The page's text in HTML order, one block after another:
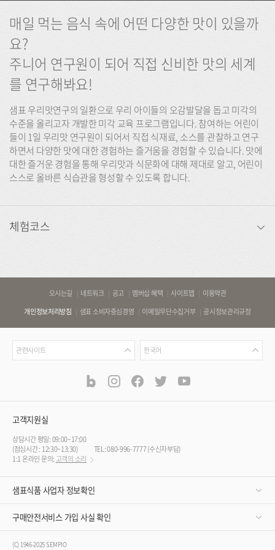
매일 먹는 음식 속에 어떤 다양한 맛이 있을까
요?
주니어 연구원이 되어 직접 신비한 맛의 세계
를 연구해봐요!
샘표 우리맛연구의 일환으로 우리 아이들의 오감발달을 돕고 미각의
수준을 올리고자 개발한 미각 교육 프로그램입니다. 참여하는 어린이
들이 1일 우리맛 연구원이 되어서 직접 식재료, 소스를 관찰하고 연구
하면서 다양한 맛에 대한 경험하는 즐거움을 경험할 수 있습니다. 맛에
대한 즐거운 경험을 통해 우리맛과 식문화에 대해 제대로 알고, 어린이
스스로 올바른 식습관을 형성할 수 있도록 합니다.
체험코스
오시는길 네트워크 공고 멤버십 혜택 사이트맵
이용약관
개인정보처리방침
샘표 소비자중심경영 이메일무단수집거부 공시정보관리규정
관
련
관련사이트
언
어
한국어
널
blog instagramfacebook
twitter
고객지원실
상담시간 평일: 09:00~17:00
(점심시간 : 12:30~13:30)
TEL: 080-996-7777 (수신자부담)
1:1 온라인 문의: 고객의 소리
샘표식품 사업자 정보확인
구매안전서비스 가입 사실 확인
(C) 1946-2025 SEMPIO